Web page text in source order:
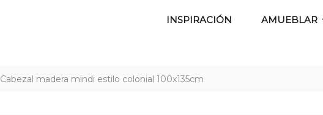
INSPIRACIÓN AMUEBLAR
Cabezal madera mindi estilo colonial 100x135cm